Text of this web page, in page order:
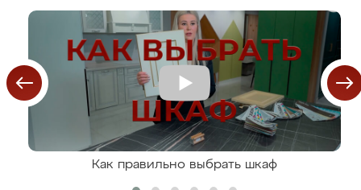
Как правильно выбрать шкаф